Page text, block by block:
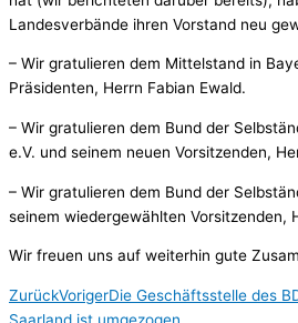
Landesverbände ihren Vorstand neu
– Wir gratulieren dem Mittelstand in
Präsidenten, Herrn Fabian Ewald.
– Wir gratulieren dem Bund der
e.V. und seinem neuen Vorsitzenden,
– Wir gratulieren dem Bund der
seinem wiedergewählten Vorsitzenden,
Wir freuen uns auf weiterhin gute
ZurückVorigerDie Geschäftsstelle des